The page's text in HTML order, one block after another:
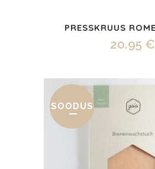
PRESSKRUUS
20.95 €
SOODUS